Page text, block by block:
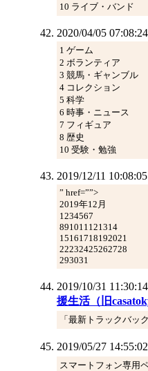
10 ライブ・バンド
2020/04/05 07:08:24
1 ゲーム
2 ボランティア
3 競馬・ギャンブル
4 コレクション
5 科学
6 時事・ニュース
7 フィギュア
8 歴史
10 受験・勉強
2019/12/11 10:08:05
” href=””>
2019年12月
1234567
891011121314
15161718192021
22232425262728
293031
2019/10/31 11:30:14
援生活（旧
「最新トラックバッ
2019/05/27 14:55:02
スマートフォン専用